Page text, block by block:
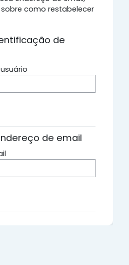
como restabelecer
de
de email